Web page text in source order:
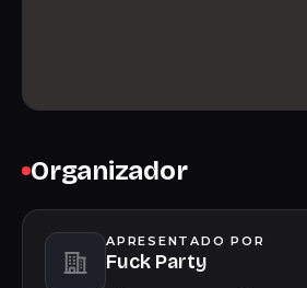
Organizador
APRESENTADO POR
Fuck Party